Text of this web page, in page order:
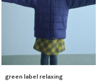
green label relaxing